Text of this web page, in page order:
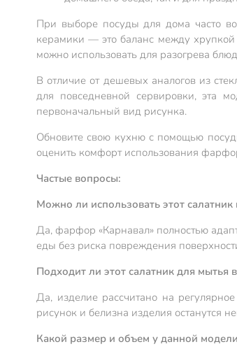
При выборе посуды для дома часто
керамики — это баланс между хрупкой
можно использовать для разогрева
В отличие от дешевых аналогов из
для повседневной сервировки, эта
первоначальный вид рисунка.
Обновите свою кухню с помощью
оценить комфорт использования
Частые вопросы:
Можно ли использовать этот
Да, фарфор «Карнавал» полностью
еды без риска повреждения
Подходит ли этот салатник для мытья
Да, изделие рассчитано на
рисунок и белизна изделия останутся
Какой размер и объем у данной